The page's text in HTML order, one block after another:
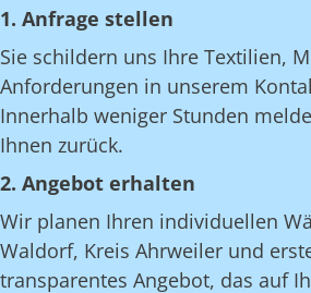
1. Anfrage stellen
Sie schildern uns Ihre Textilien,
Anforderungen in unserem
Innerhalb weniger Stunden
Ihnen zurück.
2. Angebot erhalten
Wir planen Ihren individuellen
Waldorf, Kreis Ahrweiler und
transparentes Angebot, das auf